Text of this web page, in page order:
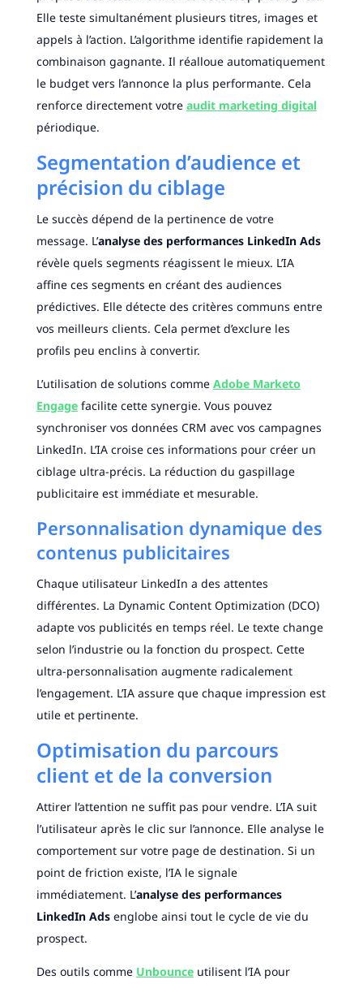
Elle teste simultanément plusieurs titres, images et
appels à l’action. L’algorithme identifie rapidement la
combinaison gagnante. Il réalloue automatiquement
le budget vers l’annonce la plus performante. Cela
renforce directement votre audit marketing digital
périodique.
Segmentation d’audience et
précision du ciblage
Le succès dépend de la pertinence de votre
message. L’analyse des performances LinkedIn Ads
révèle quels segments réagissent le mieux. L’IA
affine ces segments en créant des audiences
prédictives. Elle détecte des critères communs entre
vos meilleurs clients. Cela permet d’exclure les
profils peu enclins à convertir.
L’utilisation de solutions comme Adobe Marketo
Engagefacilite cette synergie. Vous pouvez
synchroniser vos données CRM avec vos campagnes
LinkedIn. L’IA croise ces informations pour créer un
ciblage ultra-précis. La réduction du gaspillage
publicitaire est immédiate et mesurable.
Personnalisation dynamique des
contenus publicitaires
Chaque utilisateur LinkedIn a des attentes
différentes. La Dynamic Content Optimization (DCO)
adapte vos publicités en temps réel. Le texte change
selon l’industrie ou la fonction du prospect. Cette
ultra-personnalisation augmente radicalement
l’engagement. L’IA assure que chaque impression est
utile et pertinente.
Optimisation du parcours
client et de la conversion
Attirer l’attention ne suffit pas pour vendre. L’IA suit
l’utilisateur après le clic sur l’annonce. Elle analyse le
comportement sur votre page de destination. Si un
point de friction existe, l’IA le signale
immédiatement. L’analyse des performances
LinkedIn Adsenglobe ainsi tout le cycle de vie du
prospect.
Des outils comme Unbounceutilisent l’IA pour